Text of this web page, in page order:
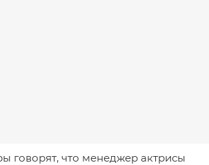
говорят, что менеджер актрисы